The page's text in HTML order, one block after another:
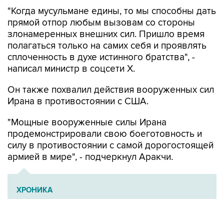
"Когда мусульмане едины, то мы способны дать
прямой отпор любым вызовам со стороны
злонамеренных внешних сил. Пришло время
полагаться только на самих себя и проявлять
сплоченность в духе истинного братства", -
написал министр в соцсети Х.
Он также похвалил действия вооруженных сил
Ирана в противостоянии с США.
"Мощные вооруженные силы Ирана
продемонстрировали свою боеготовность и
силу в противостоянии с самой дорогостоящей
армией в мире", - подчеркнул Аракчи.
ХРОНИКА